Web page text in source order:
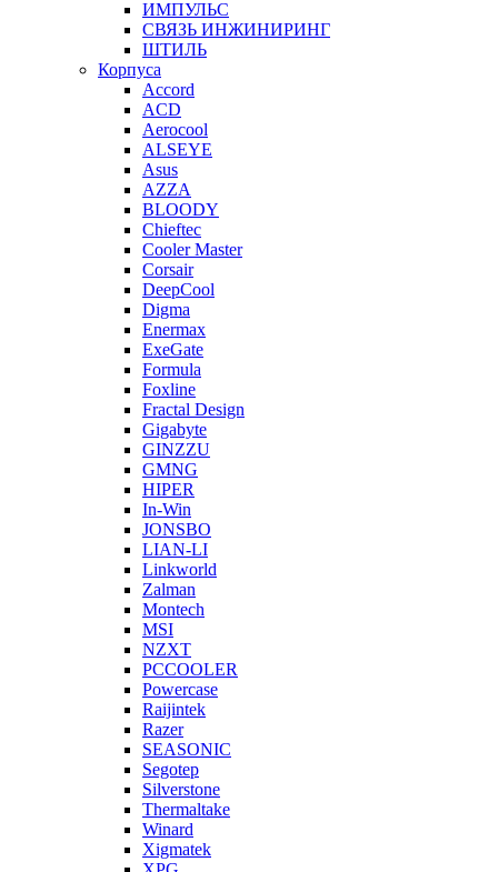
ИМПУЛЬС
СВЯЗЬ ИНЖИНИРИНГ
ШТИЛЬ
Корпуса
Accord
ACD
Aerocool
ALSEYE
Asus
AZZA
BLOODY
Chieftec
Cooler Master
Corsair
DeepCool
Digma
Enermax
ExeGate
Formula
Foxline
Fractal Design
Gigabyte
GINZZU
GMNG
HIPER
In-Win
JONSBO
LIAN-LI
Linkworld
Zalman
Montech
MSI
NZXT
PCCOOLER
Powercase
Raijintek
Razer
SEASONIC
Segotep
Silverstone
Thermaltake
Winard
Xigmatek